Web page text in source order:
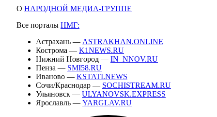
О НАРОДНОЙ МЕДИА-ГРУППЕ
Все порталы НМГ:
Астрахань — ASTRAKHAN.ONLINE
Кострома — K1NEWS.RU
Нижний Новгород — IN_NNOV.RU
Пенза — SMI58.RU
Иваново — KSTATI.NEWS
Сочи/Краснодар — SOCHISTREAM.RU
Ульяновск — ULYANOVSK.EXPRESS
Ярославль — YARGLAV.RU